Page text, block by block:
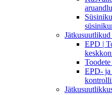
Jätkusuutlikud
EPD |
EPD-